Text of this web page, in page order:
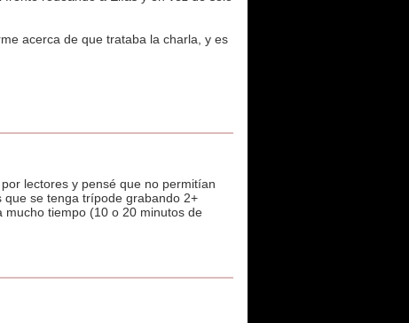
acerca de que trataba la charla, y es
lectores y pensé que no permitían
se tenga trípode grabando 2+
tiempo (10 o 20 minutos de